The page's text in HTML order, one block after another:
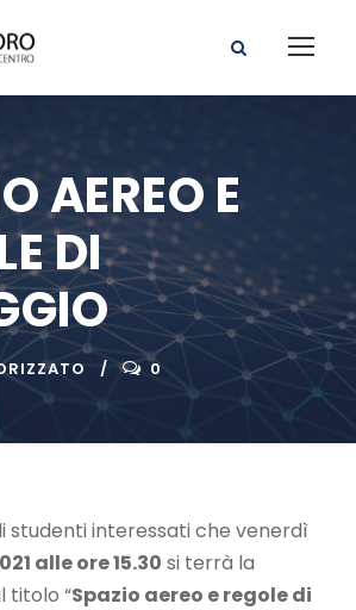
AEREO E
DI
0
studenti interessati che venerdì
alle ore 15.30 si terrà la
titolo “Spazio aereo e regole di